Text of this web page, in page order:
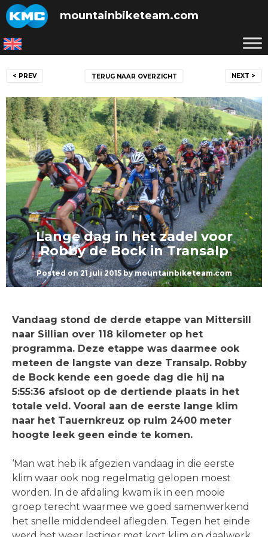
Skip
to
content
mountainbiketeam.com
navigatie
< PREV NEXT >
TERUG NAAR OVERZICHT
Lange dag in het zadel voor
Robby de Bock in Transalp
Posted on21 juli 2015bymountainbiketeam.com
Vandaag stond de derde etappe van Mittersill
naar Sillian over 118 kilometer op het
programma. Deze etappe was daarmee ook
meteen de langste van deze Transalp. Robby
de Bock kende een goede dag die hij na
5:55:36 afsloot op de dertiende plaats in het
totale veld. Vooral aan de eerste lange klim
naar het Tauernkreuz op ruim 2400 meter
hoogte leek geen einde te komen.
‘Man wat heb ik afgezien vandaag in die eerste
klim waar ook nog regelmatig gelopen moest
worden. In de afdaling kwam ik in een mooie
groep terecht waarmee we goed samenwerkend
het snelle middendeel aflegden. Tegen het einde